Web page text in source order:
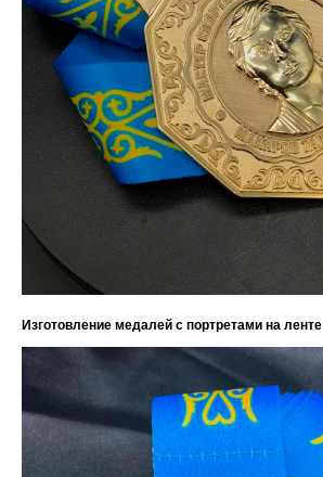
Изготовление медалей с портретами на ленте